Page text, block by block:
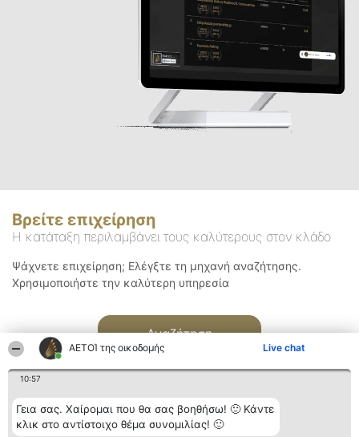
ΑΕΤΟΊ της οικοδομής Live chat
10:57
Γεια σας. Χαίρομαι που θα σας βοηθήσω! 🙂 Κάντε
κλικ στο αντίστοιχο θέμα συνομιλίας! 🙂
Βρείτε επιχείρηση
Η κατάταξη περιλαμβάνει τους καλύτερους στον κλάδο
Ψάχνετε επιχείρηση; Ελέγξτε τη μηχανή αναζήτησης.
Χρησιμοποιήστε την καλύτερη υπηρεσία
Αναζήτηση